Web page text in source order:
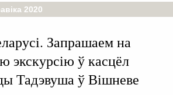
2020
Запрашаем на
экскурсію ў касцёл
Тадэвуша ў Вішневе